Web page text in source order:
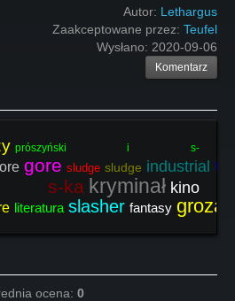
Autor: Lethargus
Zaakceptowane przez: Teufel
Wysłano: 2020-09-06
Komentarz
prószyński i s-
gore sludge sludge industrial
kryminał kino
literatura slasher fantasy groza
ocena: 0